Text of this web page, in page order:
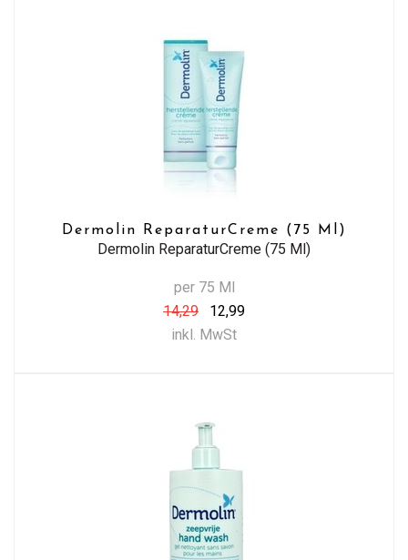
Dermolin ReparaturCreme (75 Ml)
Dermolin ReparaturCreme (75 Ml)
per 75 Ml
14,29
12,99
inkl. MwSt